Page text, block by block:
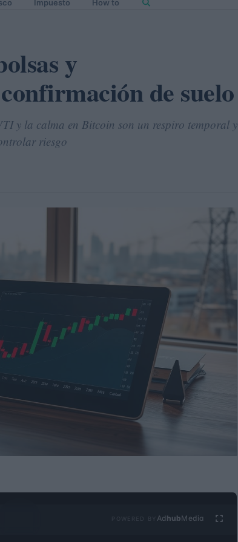
Impuesto How to
y
de suelo
y la calma en Bitcoin son un respiro temporal y
riesgo
Ad hubMedia